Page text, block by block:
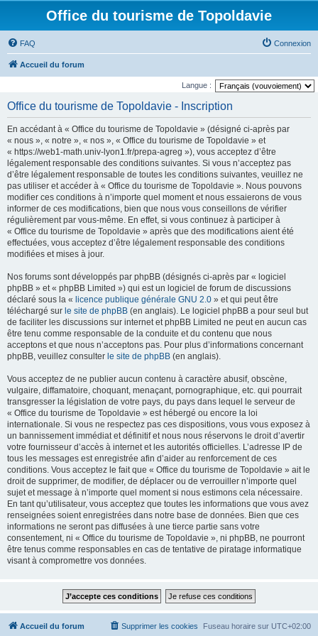
Office du tourisme de Topoldavie
FAQ Connexion
Accueil du forum
Langue :
Office du tourisme de Topoldavie - Inscription
En accédant à « Office du tourisme de Topoldavie » (désigné ci-après par
« nous », « notre », « nos », « Office du tourisme de Topoldavie » et
« https://web1-math.univ-lyon1.fr/prepa-agreg »), vous acceptez d’être
légalement responsable des conditions suivantes. Si vous n’acceptez pas
d’être légalement responsable de toutes les conditions suivantes, veuillez ne
pas utiliser et accéder à « Office du tourisme de Topoldavie ». Nous pouvons
modifier ces conditions à n’importe quel moment et nous essaierons de vous
informer de ces modifications, bien que nous vous conseillons de vérifier
régulièrement par vous-même. En effet, si vous continuez à participer à
« Office du tourisme de Topoldavie » après que des modifications aient été
effectuées, vous acceptez d’être légalement responsable des conditions
modifiées et mises à jour.
Nos forums sont développés par phpBB (désignés ci-après par « logiciel
phpBB » et « phpBB Limited ») qui est un logiciel de forum de discussions
déclaré sous la « licence publique générale GNU 2.0 » et qui peut être
téléchargé sur le site de phpBB (en anglais). Le logiciel phpBB a pour seul but
de faciliter les discussions sur internet et phpBB Limited ne peut en aucun cas
être tenu comme responsable de la conduite et du contenu que nous
acceptons et que nous n’acceptons pas. Pour plus d’informations concernant
phpBB, veuillez consulter le site de phpBB (en anglais).
Vous acceptez de ne publier aucun contenu à caractère abusif, obscène,
vulgaire, diffamatoire, choquant, menaçant, pornographique, etc. qui pourrait
transgresser la législation de votre pays, du pays dans lequel le serveur de
« Office du tourisme de Topoldavie » est hébergé ou encore la loi
internationale. Si vous ne respectez pas ces dispositions, vous vous exposez à
un bannissement immédiat et définitif et nous nous réservons le droit d’avertir
votre fournisseur d’accès à internet et les autorités officielles. L’adresse IP de
tous les messages est enregistrée afin d’aider au renforcement de ces
conditions. Vous acceptez le fait que « Office du tourisme de Topoldavie » ait le
droit de supprimer, de modifier, de déplacer ou de verrouiller n’importe quel
sujet et message à n’importe quel moment si nous estimons cela nécessaire.
En tant qu’utilisateur, vous acceptez que toutes les informations que vous avez
renseignées soient enregistrées dans notre base de données. Bien que ces
informations ne seront pas diffusées à une tierce partie sans votre
consentement, ni « Office du tourisme de Topoldavie », ni phpBB, ne pourront
être tenus comme responsables en cas de tentative de piratage informatique
visant à compromettre vos données.
Accueil du forum Fuseau horaire sur UTC+02:00
Supprimer les cookies